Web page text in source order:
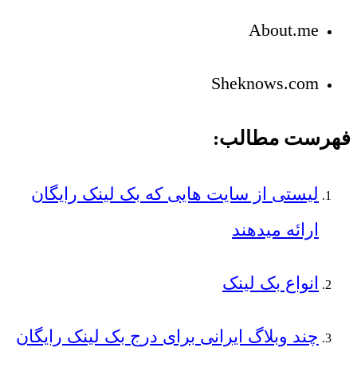
About.me
Sheknows.com
فهرست مطالب:
لیستی از سایت هایی که بک لینک رایگان
ارائه میدهند
انواع بک لینک
چند وبلاگ ایرانی برای درج بک لینک رایگان